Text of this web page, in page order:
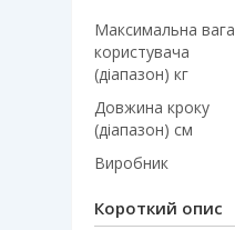
Максимальна вага
користувача
(діапазон) кг
Довжина кроку
(діапазон) см
Виробник
Короткий опис